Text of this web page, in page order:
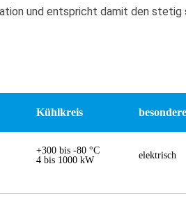
und entspricht damit den stetig
Kühlkreis
+300 bis -80 °C
4 bis 1000 kW
elektrisch